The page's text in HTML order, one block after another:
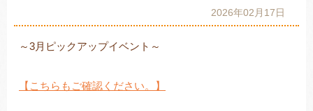
2026年02月17日
～3月ピックアップイベント～
【こちらもご確認ください。】